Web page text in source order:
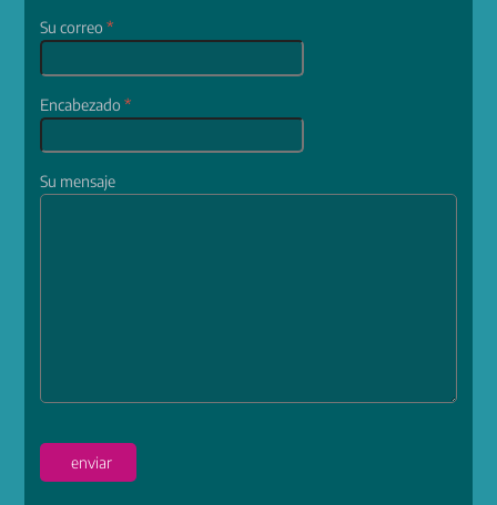
Su correo*
Encabezado*
Su mensaje
enviar